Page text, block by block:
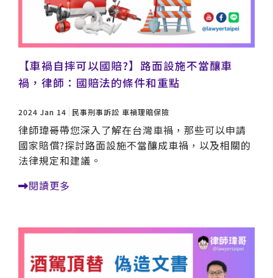
【車禍自摔可以國賠?】路面設施不當釀車
禍，律師：國賠法的條件和重點
2024 Jan 14 民事刑事訴訟 車禍理賠保險
律師瑋哥帶您深入了解在台灣車禍，那些可以申請
國家賠償?探討路面設施不當釀成車禍，以及相關的
法律規定和建議。
閱讀更多